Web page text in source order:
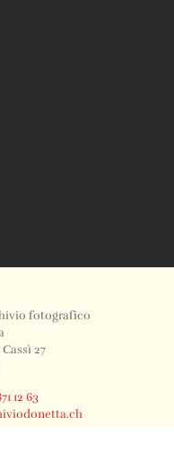
fotografico
27
12 63